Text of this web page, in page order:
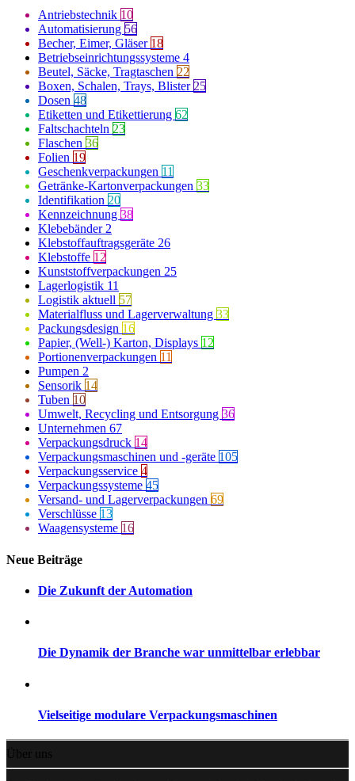
Antriebstechnik 10
Automatisierung 56
Becher, Eimer, Gläser 18
Betriebseinrichtungssysteme 4
Beutel, Säcke, Tragtaschen 22
Boxen, Schalen, Trays, Blister 25
Dosen 48
Etiketten und Etikettierung 62
Faltschachteln 23
Flaschen 36
Folien 19
Geschenkverpackungen 11
Getränke-Kartonverpackungen 33
Identifikation 20
Kennzeichnung 38
Klebebänder 2
Klebstoffauftragsgeräte 26
Klebstoffe 12
Kunststoffverpackungen 25
Lagerlogistik 11
Logistik aktuell 57
Materialfluss und Lagerverwaltung 33
Packungsdesign 16
Papier, (Well-) Karton, Displays 12
Portionenverpackungen 11
Pumpen 2
Sensorik 14
Tuben 10
Umwelt, Recycling und Entsorgung 36
Unternehmen 67
Verpackungsdruck 14
Verpackungsmaschinen und -geräte 105
Verpackungsservice 4
Verpackungssysteme 45
Versand- und Lagerverpackungen 69
Verschlüsse 13
Waagensysteme 16
Neue Beiträge
Die Zukunft der Automation
Die Dynamik der Branche war unmittelbar erlebbar
Vielseitige modulare Verpackungsmaschinen
Über uns